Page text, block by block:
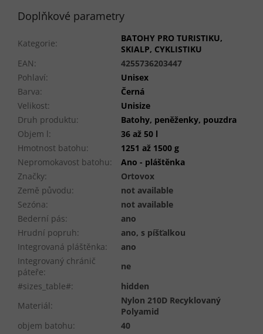
Doplňkové parametry
Kategorie:
BATOHY PRO TURISTIKU,
SKIALP, CYKLISTIKU
EAN:
4255736203447
Pohlaví:
Unisex
Barva:
Černá
Velikost:
Unisize
Druh produktu:
Batohy, peněženky, pouzdra
Objem l:
36 až 50 l
Hmotnost batohu:
1251 až 1500 g
Nepromokavost batohu:
Ano - pláštěnka
Značky:
Ortovox
Země původu:
not available
Sezóna:
not available
Bederní pás:
ano
Hrudní popruh:
ano, s píšťalkou
Integrovaná pláštěnka:
ano
Integrovaný chránič
páteře:
ne
#sizes_table#:
hidden
Materiál:
Nylon 210D Recyklovaný
Polyamid
objem batohu:
40